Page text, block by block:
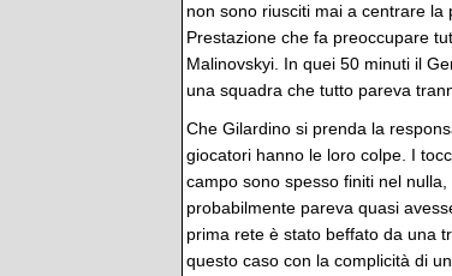
non sono riusciti mai a centrare la
Prestazione che fa preoccupare
Malinovskyi. In quei 50 minuti il
una squadra che tutto pareva
Che Gilardino si prenda la
giocatori hanno le loro colpe. I
campo sono spesso finiti nel
probabilmente pareva quasi
prima rete è stato beffato da una
questo caso con la complicità di